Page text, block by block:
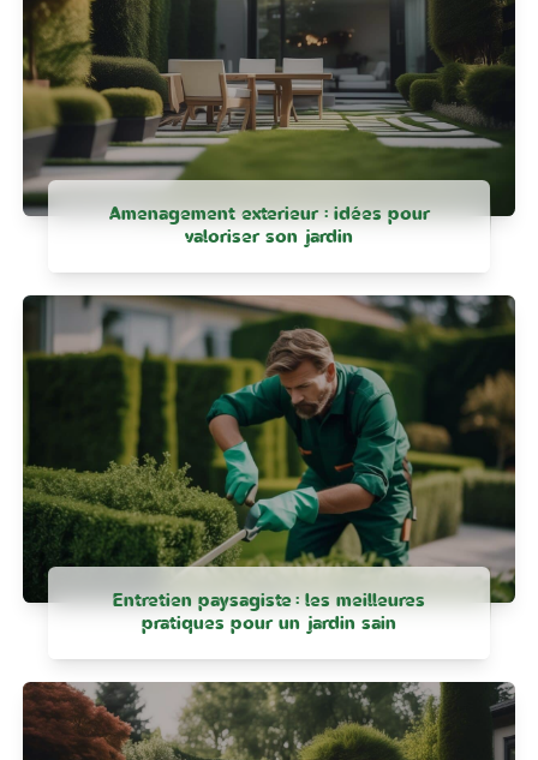
Amenagement exterieur : idées pour
valoriser son jardin
Entretien paysagiste : les meilleures
pratiques pour un jardin sain